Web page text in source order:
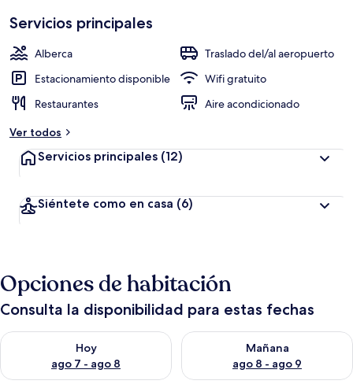
Servicios principales
Alberca
Traslado del/al aeropuerto
Estacionamiento disponible
Wifi gratuito
Restaurantes
Aire acondicionado
Ver todos
Servicios principales (12)
Siéntete como en casa (6)
Opciones de habitación
Consulta la disponibilidad para estas fechas
Hoy
ago 7 - ago 8
Consulta la disponibilidad para hoy ago 7 - ago 8
Mañana
ago 8 - ago 9
Consulta la disponibilidad